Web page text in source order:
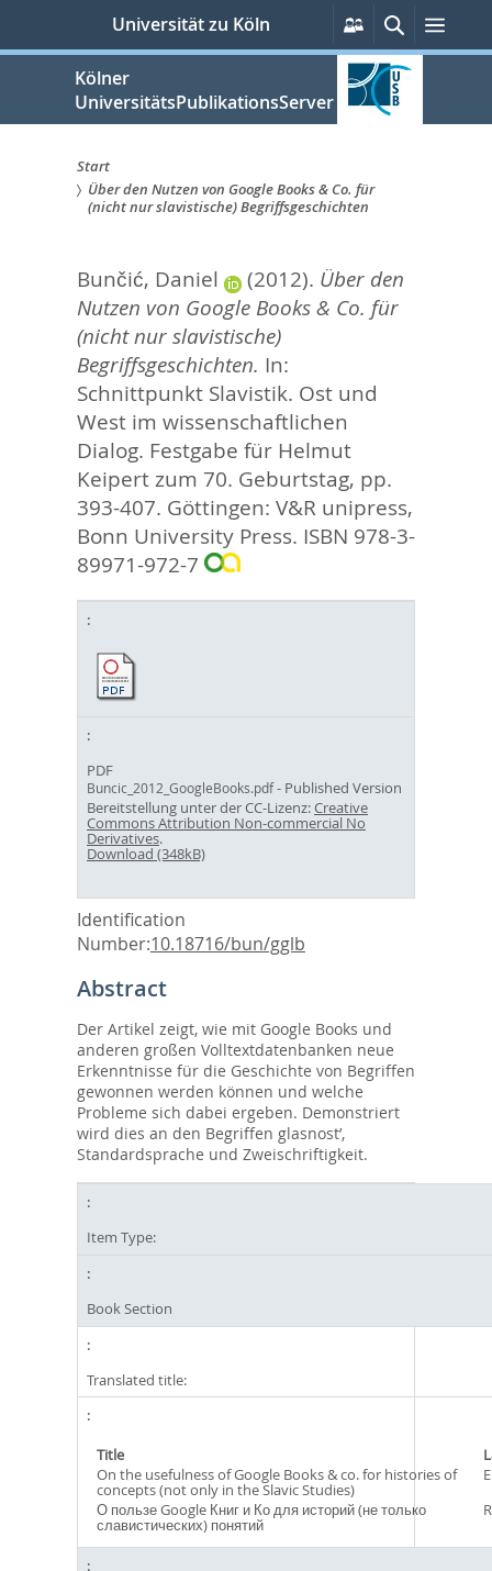
springen
Universität zu Köln
Persönliche
Services
Suche
Kölner
UniversitätsPublikationsServer
Sie
hier:
Start
Über den Nutzen von Google Books & Co. für
(nicht nur slavistische) Begriffsgeschichten
Bunčić, Daniel (2012). Über den
Nutzen von Google Books & Co. für
(nicht nur slavistische)
Begriffsgeschichten. In:
Schnittpunkt Slavistik. Ost und
West im wissenschaftlichen
Dialog. Festgabe für Helmut
Keipert zum 70. Geburtstag, pp.
393-407. Göttingen: V&R unipress,
Bonn University Press. ISBN 978-3-
89971-972-7
PDF
Buncic_2012_GoogleBooks.pdf- Published Version
Bereitstellung unter der CC-Lizenz:Creative
Commons Attribution Non-commercial No
Derivatives.
Download (348kB)
Identification
Number:10.18716/bun/gglb
Abstract
Der Artikel zeigt, wie mit Google Books und
anderen großen Volltextdatenbanken neue
Erkenntnisse für die Geschichte von Begriffen
gewonnen werden können und welche
Probleme sich dabei ergeben. Demonstriert
wird dies an den Begriffen glasnost’,
Standardsprache und Zweischriftigkeit.
Item Type:
Book Section
Translated title:
Title
On the usefulness of Google Books & co. for histories of
concepts (not only in the Slavic Studies)
О пользе Google Книг и Ко для историй (не только
славистических) понятий